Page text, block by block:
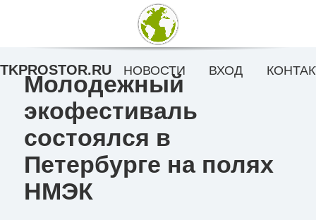
Молодежный
экофестиваль
состоялся в
Петербурге на полях
НМЭК
TKPROSTOR.RU НОВОСТИ ВХОД